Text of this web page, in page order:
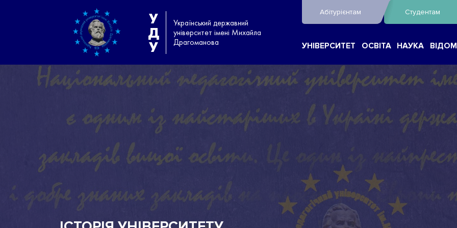
У
Д
У
Український державний
університет імені Михайла
Драгоманова
Абітурієнтам Студентам
УНІВЕРСИТЕТ ОСВІТА НАУКА